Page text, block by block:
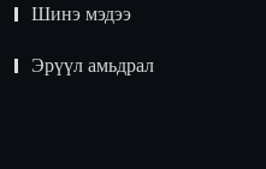
Шинэ мэдээ
Эрүүл амьдрал